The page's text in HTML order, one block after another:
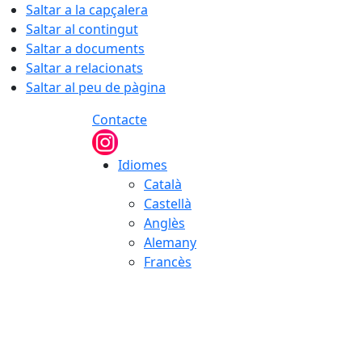
Saltar a la capçalera
Saltar al contingut
Saltar a documents
Saltar a relacionats
Saltar al peu de pàgina
Contacte
Idiomes
Català
Castellà
Anglès
Alemany
Francès